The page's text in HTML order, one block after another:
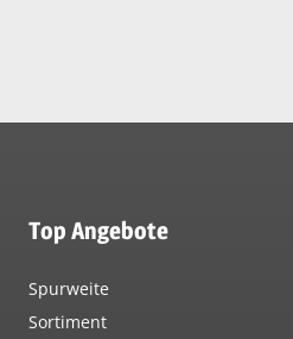
Top Angebote
Spurweite
Sortiment